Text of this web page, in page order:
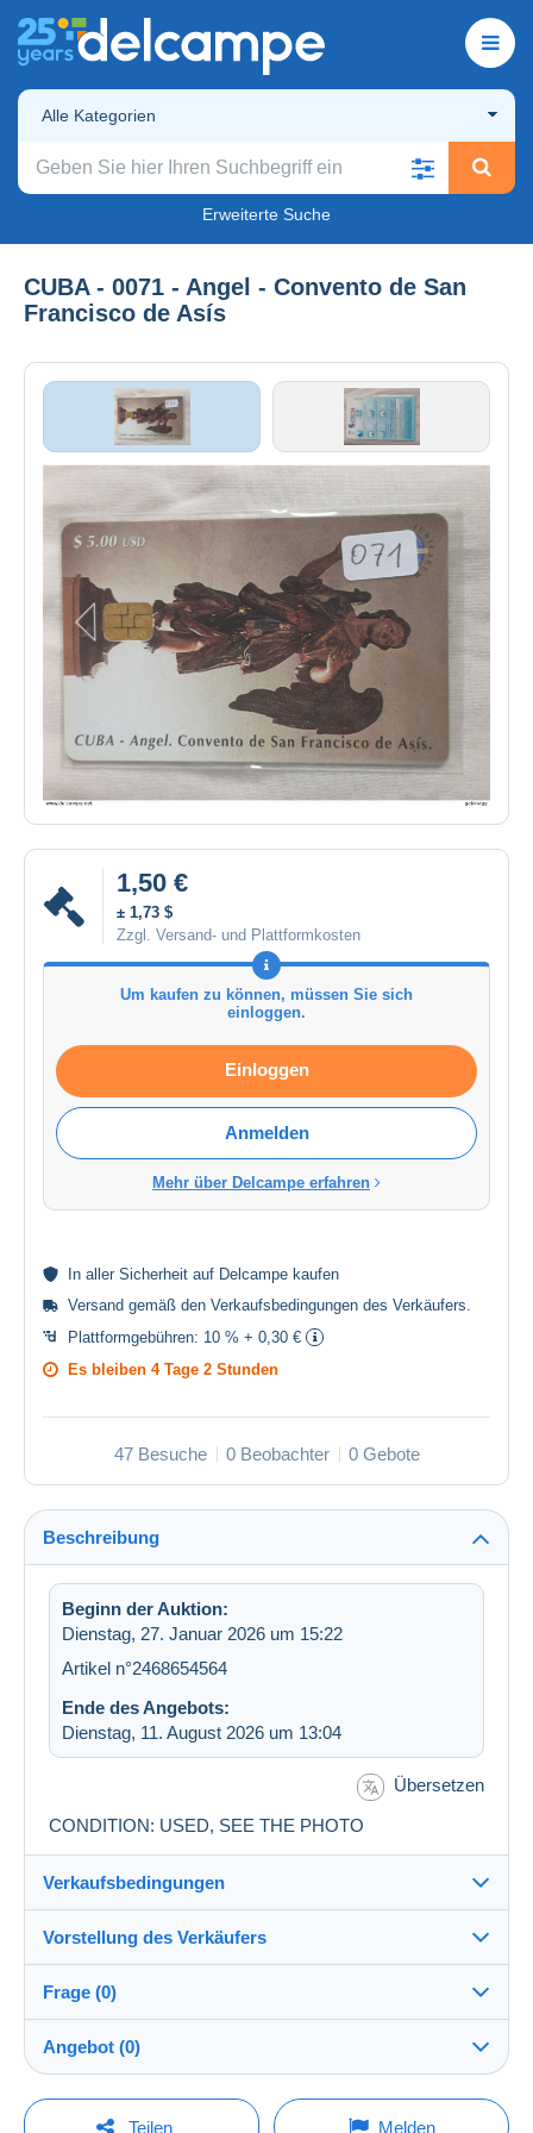
Alle Kategorien
Erweiterte Suche
CUBA - 0071 - Angel - Convento de San
Francisco de Asís
1,50 €
± 1,73 $
Zzgl. Versand- und Plattformkosten
Um kaufen zu können, müssen Sie sich
einloggen.
Einloggen
Anmelden
Mehr über Delcampe erfahren
In aller Sicherheit auf Delcampe kaufen
Versand gemäß den Verkaufsbedingungen des Verkäufers.
Plattformgebühren: 10 % + 0,30 €
Es bleiben 4 Tage 2 Stunden
47 Besuche 0 Beobachter 0 Gebote
Beschreibung
Beginn der Auktion:
Dienstag, 27. Januar 2026 um 15:22
Artikel n°2468654564
Ende des Angebots:
Dienstag, 11. August 2026 um 13:04
Übersetzen
CONDITION: USED, SEE THE PHOTO
Verkaufsbedingungen
Versand nach:
Die Liste der Länder einsehen
Versand:
Vorkasse
Zu Lasten des Käufers
Vorstellung des Verkäufers
gabinagy100%(24090x)
Shop
Frage (0)
Um eine Frage stellen zu können, müssen Sie
Angebot (0)
Der Verkauf wird um eine Minute verlängert, wenn
weniger als eine Minute vor Ablauf der Frist ein
Teilen Melden